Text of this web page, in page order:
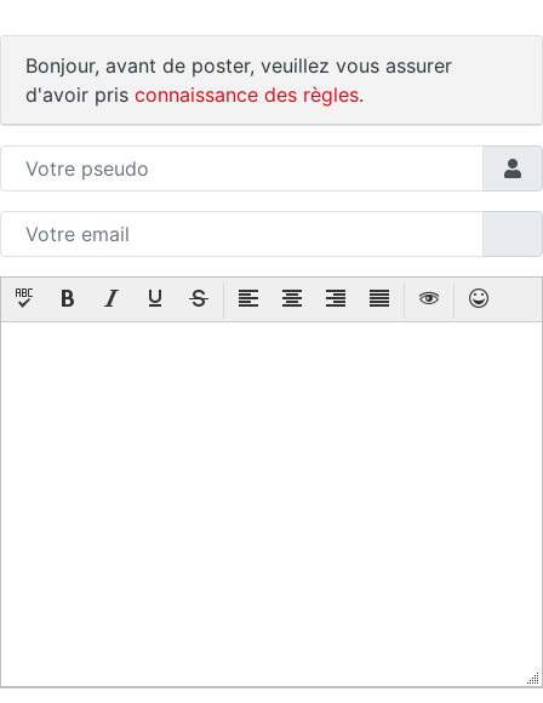
Bonjour, avant de poster, veuillez vous assurer
d'avoir pris connaissance des règles.